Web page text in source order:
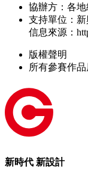
協辦方：各
支持單位：
信息來源：
版權聲明
所有參賽作
新時代 新設計